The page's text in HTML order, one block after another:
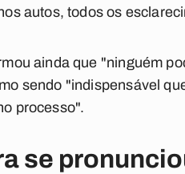
autos, todos os
ainda que "ninguém
sendo "indispensável
processo".
se